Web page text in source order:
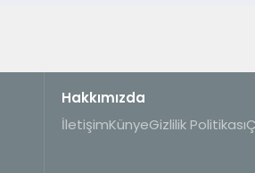
Hakkımızda
İletişimKünyeGizlilik Politikası